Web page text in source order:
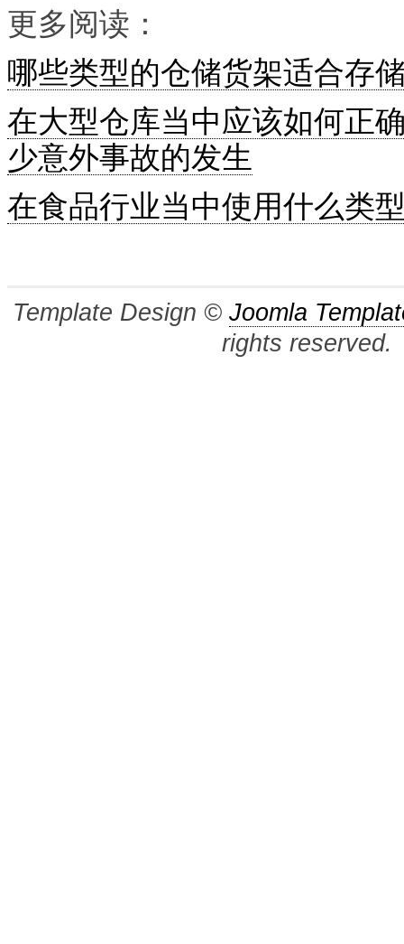
更多阅读：
哪些类型的仓储货架适合存
在大型仓库当中应该如何正
少意外事故的发生
在食品行业当中使用什么类
Template Design © Joomla
rights reserved.